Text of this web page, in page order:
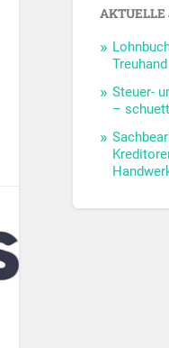
AKTUELLE
Steuer-
–